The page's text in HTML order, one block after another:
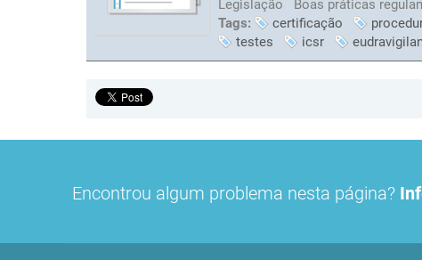
Legislação
Boas práticas
Tags:
certificação
testes
icsr
Encontrou algum problema nesta página?